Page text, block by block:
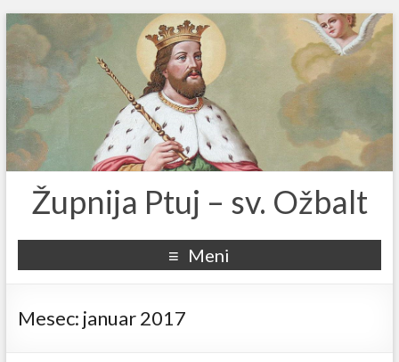
Župnija Ptuj – sv. Ožbalt
Meni
Mesec: januar 2017